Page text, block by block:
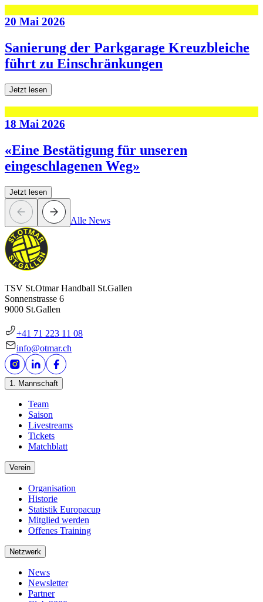
20 Mai 2026
Sanierung der Parkgarage Kreuzbleiche
führt zu Einschränkungen
Jetzt lesen
18 Mai 2026
«Eine Bestätigung für unseren
eingeschlagenen Weg»
Jetzt lesen
Alle News
TSV St.Otmar Handball St.Gallen
Sonnenstrasse 6
9000 St.Gallen
+41 71 223 11 08
info@otmar.ch
1. Mannschaft
Team
Saison
Livestreams
Tickets
Matchblatt
Verein
Organisation
Historie
Statistik Europacup
Mitglied werden
Offenes Training
Netzwerk
News
Newsletter
Partner